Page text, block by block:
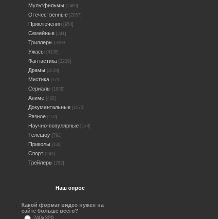
Мультфильмы [2489]
Отечественные [2057]
Приключения [954]
Семейные [241]
Триллеры [3203]
Ужасы [4136]
Фантастика [2239]
Драмы [3139]
Мистика [179]
Сериалы [1839]
Аниме [408]
Документальные [1573]
Разное [152]
Научно-популярные [144]
Телешоу [791]
Приколы [336]
Спорт [241]
Трейлеры [282]
Наш опрос
Какой формат видео нужен на
сайте больше всего?
240x320